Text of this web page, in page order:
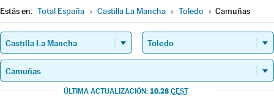
Estás en: Total España » Castilla La Mancha » Toledo » Camuñas
ÚLTIMA ACTUALIZACIÓN: 10.28 CEST